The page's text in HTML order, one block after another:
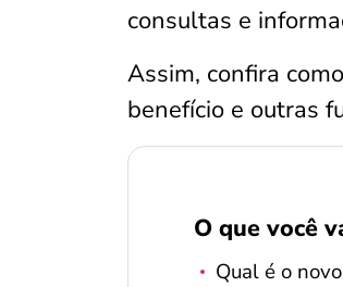
consultas e
Assim, confira
benefício e outras
O que você
Qual é o